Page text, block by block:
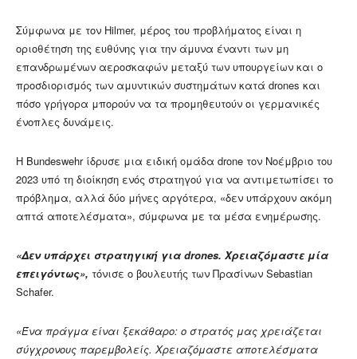
Σύμφωνα με τον Hilmer, μέρος του προβλήματος είναι η
οριοθέτηση της ευθύνης για την άμυνα έναντι των μη
επανδρωμένων αεροσκαφών μεταξύ των υπουργείων και ο
προσδιορισμός των αμυντικών συστημάτων κατά drones και
πόσο γρήγορα μπορούν να τα προμηθευτούν οι γερμανικές
ένοπλες δυνάμεις.
Η Bundeswehr ίδρυσε μια ειδική ομάδα drone τον Νοέμβριο του
2023 υπό τη διοίκηση ενός στρατηγού για να αντιμετωπίσει το
πρόβλημα, αλλά δύο μήνες αργότερα, «δεν υπάρχουν ακόμη
απτά αποτελέσματα», σύμφωνα με τα μέσα ενημέρωσης.
«Δεν υπάρχει στρατηγική για drones. Χρειαζόμαστε μία
επειγόντως», τόνισε ο βουλευτής των Πρασίνων Sebastian
Schafer.
«Ένα πράγμα είναι ξεκάθαρο: ο στρατός μας χρειάζεται
σύγχρονους παρεμβολείς. Χρειαζόμαστε αποτελέσματα